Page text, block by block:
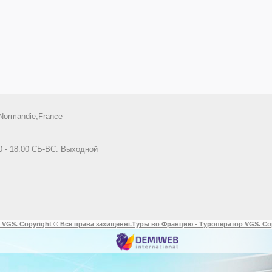
- 18.00 СБ-ВС: Выходной
Copyright © Все права захищенні.Туры во Францию - Туроператор VGS.